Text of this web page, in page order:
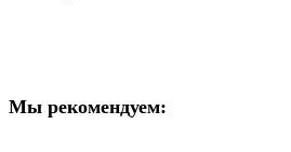
Мы рекомендуем: